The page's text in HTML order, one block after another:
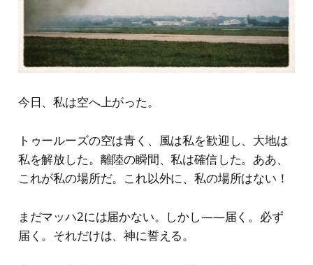
今日、私は空へ上がった。
トゥールーズの空は青く、風は私を歓迎し、大地は
私を解放した。離陸の瞬間、私は確信した。ああ、
これが私の場所だ。これ以外に、私の場所はない！
まだマッハ2には届かない。しかし——届く。必ず
届く。それだけは、神に誓える。